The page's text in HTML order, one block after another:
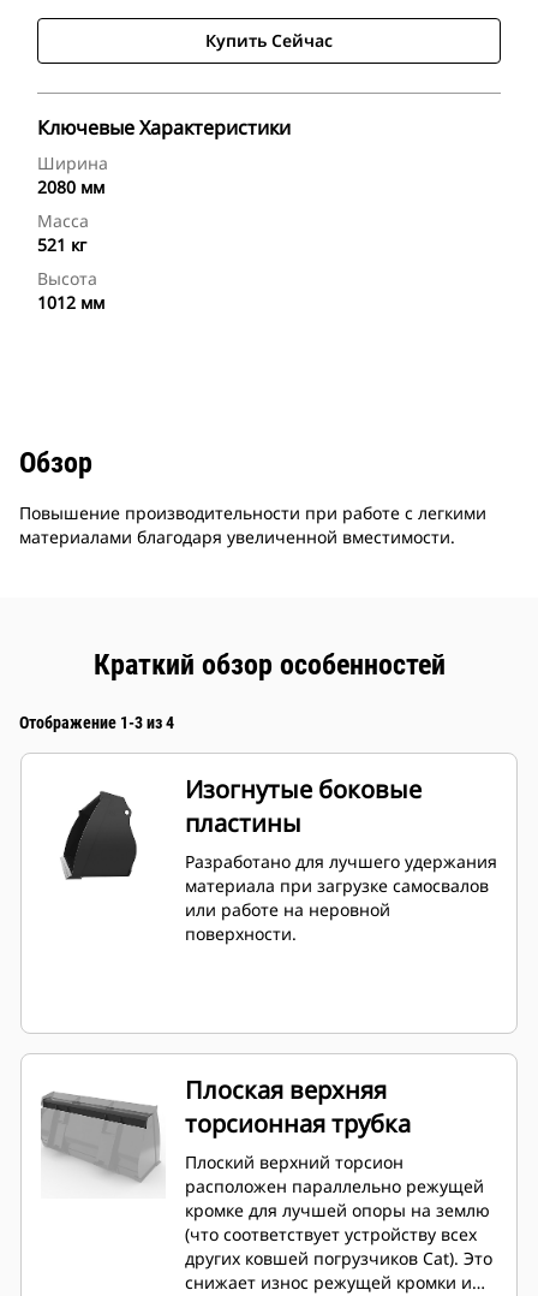
Купить Сейчас
Ключевые Характеристики
Ширина
2080 мм
Масса
521 кг
Высота
1012 мм
Обзор
Повышение производительности при работе с легкими
материалами благодаря увеличенной вместимости.
Краткий обзор особенностей
Отображение 1-3 из 4
Изогнутые боковые
пластины
Разработано для лучшего удержания
материала при загрузке самосвалов
или работе на неровной
поверхности.
Плоская верхняя
торсионная трубка
Плоский верхний торсион
расположен параллельно режущей
кромке для лучшей опоры на землю
(что соответствует устройству всех
других ковшей погрузчиков Cat). Это
снижает износ режущей кромки и